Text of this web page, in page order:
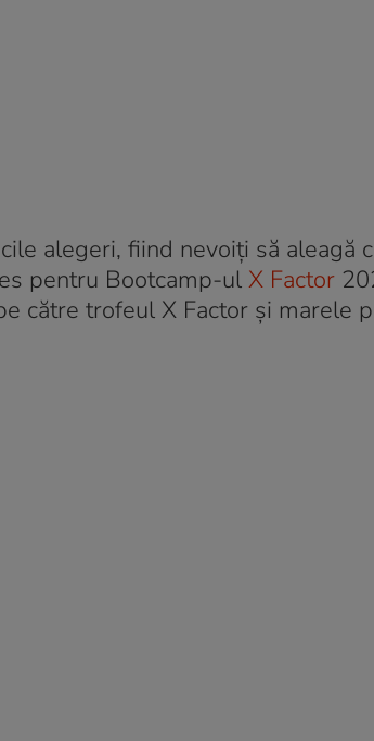
alegeri, fiind nevoiţi să aleagă
pentru Bootcamp-ul X Factor
către trofeul X Factor și marele